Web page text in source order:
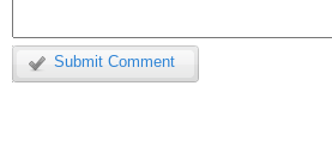
Submit Comment